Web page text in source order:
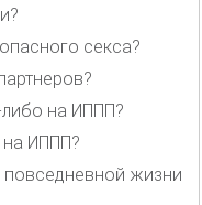
секса?
на ИППП?
ИППП?
повседневной жизни